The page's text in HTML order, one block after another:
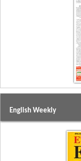
English Weekly